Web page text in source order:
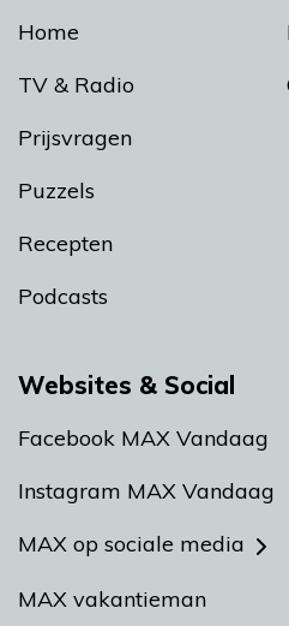
Home
TV & Radio
Prijsvragen
Puzzels
Recepten
Podcasts
Websites & Social
Facebook MAX Vandaag
Instagram MAX Vandaag
MAX op sociale media
MAX vakantieman